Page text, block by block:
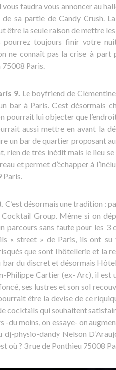
faudra vous annoncer au
sa partie de Candy Crush.
être la seule raison de mettre
pourrez toujours finir votre
ne connaît pas la crise, à part
75008 Paris.
9. Le boyfriend de
bar à Paris. C’est désormais
pourrait lui objecter que
aussi mettre en avant la
un bar de quartier proposant
rien de très inédit mais le lieu
et permet d’échapper à
Paris.
C’est désormais une tradition :
Cocktail Group. Même si on
parcours sans faute pour les
« street » de Paris, ils ont su
que sont l’hôtellerie et la
bar du discret et désormais
Philippe Cartier (ex- Arc), il
ses lustres et son sol
être la devise de ce
cocktails qui souhaitent
-du moins, on essaye- on
dj-physio-dandy Nelson
où ? 3 rue de Ponthieu 75008